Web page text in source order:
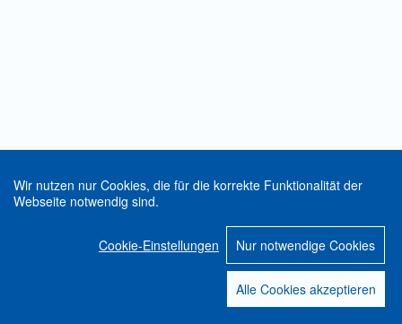
Wir nutzen nur Cookies, die für die korrekte Funktionalität der
Webseite notwendig sind.
Cookie-Einstellungen Nur notwendige Cookies
Alle Cookies akzeptieren